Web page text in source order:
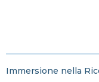
Immersione nella